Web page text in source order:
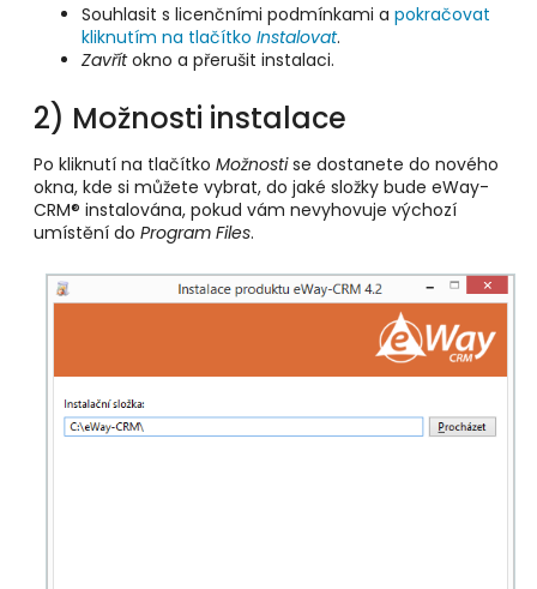
Souhlasit s licenčními podmínkami a pokračovat
kliknutím na tlačítko Instalovat.
Zavřítokno a přerušit instalaci.
2) Možnosti instalace
Po kliknutí na tlačítko Možnostise dostanete do nového
okna, kde si můžete vybrat, do jaké složky bude eWay-
CRM® instalována, pokud vám nevyhovuje výchozí
umístění do Program Files.